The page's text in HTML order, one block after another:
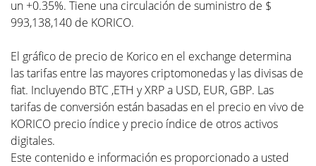
un +0.35%. Tiene una circulación de suministro de $
993,138,140 de KORICO.
El gráfico de precio de Korico en el exchange determina
las tarifas entre las mayores criptomonedas y las divisas de
fiat. Incluyendo BTC ,ETH y XRP a USD, EUR, GBP. Las
tarifas de conversión están basadas en el precio en vivo de
KORICO precio índice y precio índice de otros activos
digitales.
Este contenido e información es proporcionado a usted